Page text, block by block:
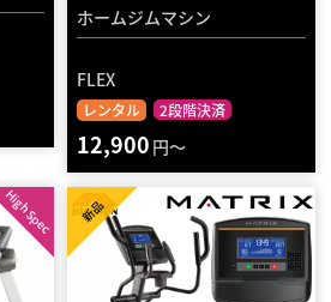
ホームジムマシン
FLEX
レンタル 2段階決済
12,900 円～
High Spec 新品